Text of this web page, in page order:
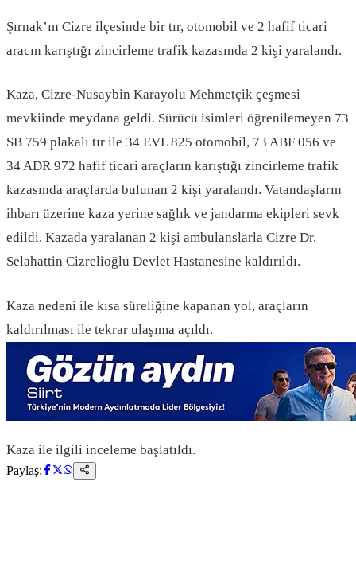
Şırnak’ın Cizre ilçesinde bir tır, otomobil ve 2 hafif ticari
aracın karıştığı zincirleme trafik kazasında 2 kişi yaralandı.
Kaza, Cizre-Nusaybin Karayolu Mehmetçik çeşmesi
mevkiinde meydana geldi. Sürücü isimleri öğrenilemeyen 73
SB 759 plakalı tır ile 34 EVL 825 otomobil, 73 ABF 056 ve
34 ADR 972 hafif ticari araçların karıştığı zincirleme trafik
kazasında araçlarda bulunan 2 kişi yaralandı. Vatandaşların
ihbarı üzerine kaza yerine sağlık ve jandarma ekipleri sevk
edildi. Kazada yaralanan 2 kişi ambulanslarla Cizre Dr.
Selahattin Cizrelioğlu Devlet Hastanesine kaldırıldı.
Kaza nedeni ile kısa süreliğine kapanan yol, araçların
kaldırılması ile tekrar ulaşıma açıldı.
Kaza ile ilgili inceleme başlatıldı.
Paylaş: